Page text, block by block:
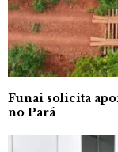
Funai solicita
no Pará